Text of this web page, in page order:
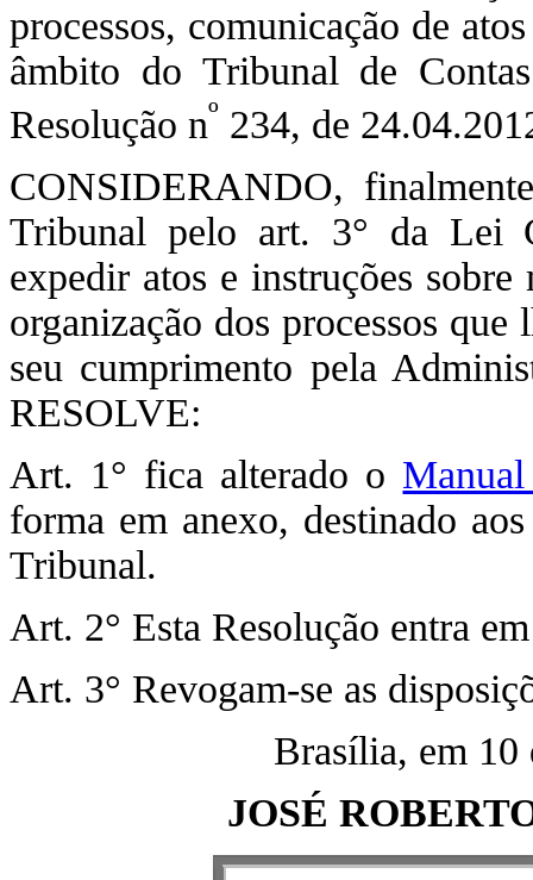
processos, comunicação de
âmbito do Tribunal de
Resolução nº 234, de
CONSIDERANDO,
Tribunal pelo art. 3° da Lei
expedir atos e instruções
organização dos processos
seu cumprimento pela
RESOLVE:
Art. 1° fica alterado o
forma em anexo, destinado
Tribunal.
Art. 2° Esta Resolução entra
Art. 3° Revogam-se as
Brasília, em 10
JOSÉ